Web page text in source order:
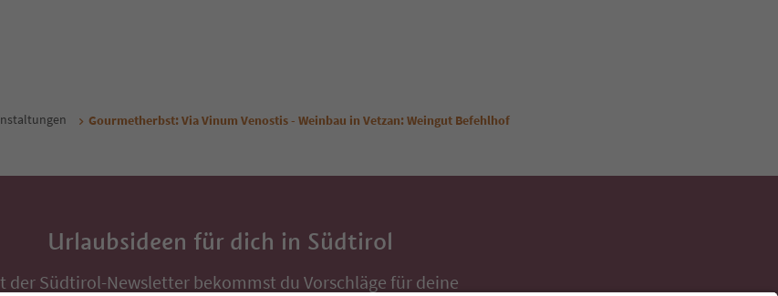
Gourmetherbst: Via Vinum Venostis - Weinbau in Vetzan: Weingut Befehlhof
Urlaubsideen für dich in Südtirol
der Südtirol-Newsletter bekommst du Vorschläge für deine